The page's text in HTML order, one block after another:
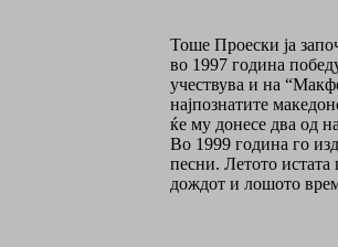
Тоше Проески ја
во 1997 година
учествува и на
најпознатите
ќе му донесе два од
Во 1999 година го
песни. Летото истата
дождот и лошото